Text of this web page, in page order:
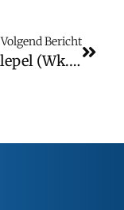
Volgend Bericht
Petrusklepel (wk. 50)